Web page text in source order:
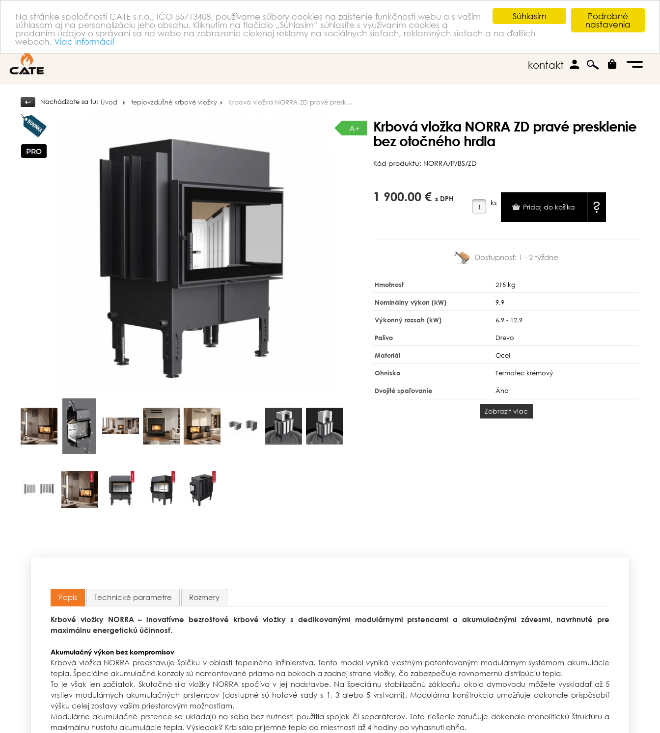
Podrobné
nastavenia
Súhlasím
Na stránke spoločnosti CATE s.r.o., IČO 55713408, používame súbory cookies na zaistenie funkčnosti webu a s vaším
súhlasom aj na personalizáciu jeho obsahu. Kliknutím na tlačidlo „Súhlasím“ súhlasíte s využívaním cookies a
predaním údajov o správaní sa na webe na zobrazenie cielenej reklamy na sociálnych sieťach, reklamných sieťach a na ďalších
weboch. Viac informácií
kontakt person
Nachádzate sa tu: Úvod teplovzdušné krbové vložky Krbová vložka NORRA ZD pravé presk...
A+
Krbová vložka NORRA ZD pravé presklenie
bez otočného hrdla
Kód produktu: NORRA/P/BS/ZD
1 900.00 €s DPH ks ?
Dostupnosť: 1 - 2 týždne
Hmotnosť 215 kg
Nominálny výkon (kW) 9,9
Výkonný rozsah (kW) 6.9 - 12.9
Palivo Drevo
Materiál Oceľ
Ohnisko Termotec krémový
Dvojité spaľovanie Áno
Zobraziť viac
Popis Technické parametre Rozmery
Krbové vložky NORRA – inovatívne bezroštové krbové vložky s dedikovanými modulárnymi prstencami a akumulačnými závesmi, navrhnuté pre
maximálnu energetickú účinnosť.
Akumulačný výkon bez kompromisov
Krbová vložka NORRA predstavuje špičku v oblasti tepelného inžinierstva. Tento model vyniká vlastným patentovaným modulárnym systémom akumulácie
tepla. Špeciálne akumulačné konzoly sú namontované priamo na bokoch a zadnej strane vložky, čo zabezpečuje rovnomernú distribúciu tepla.
To je však len začiatok. Skutočná sila vložky NORRA spočíva v jej nadstavbe. Na špeciálnu stabilizačnú základňu okolo dymovodu môžete vyskladať až 5
vrstiev modulárnych akumulačných prstencov (dostupné sú hotové sady s 1, 3 alebo 5 vrstvami). Modulárna konštrukcia umožňuje dokonale prispôsobiť
výšku celej zostavy vašim priestorovým možnostiam.
Modulárne akumulačné prstence sa ukladajú na seba bez nutnosti použitia spojok či separátorov. Toto riešenie zaručuje dokonale monolitickú štruktúru a
maximálnu hustotu akumulácie tepla. Výsledok? Krb sála príjemné teplo do miestnosti až 4 hodiny po vyhasnutí ohňa.